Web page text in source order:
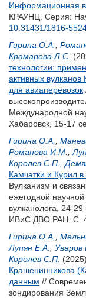
Информационная
КРАУНЦ. Серия:
10.31431/1816-
Гирина О.А.
Крамарева Л.С.
технологии:
активных вулканов
для авиаперевозок
Международной
Хабаровск, 15-17
Гирина О.А.
Романова И.М.
Королев С.П.
Камчатки и Курил
Вулканизм и
ежегодной
вулканолога, 24-
ИВиС ДВО РАН. С.
Гирина О.А.
Лупян Е.А.
Уваров
Королев С.П. (2025)
Крашенинникова
данным //
зондирования